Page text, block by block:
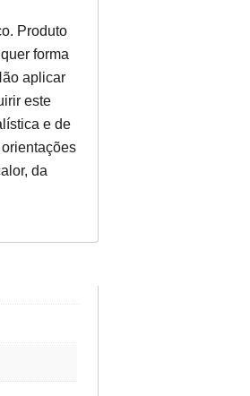
Produto
forma
aplicar
este
e de
da